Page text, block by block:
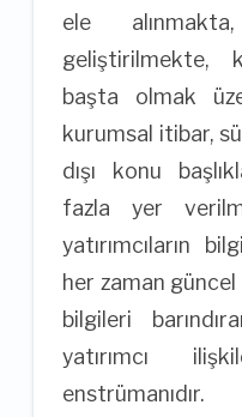
ele
geliştirilmekte,
başta olmak
kurumsal itibar,
dışı konu
fazla yer
yatırımcıların
her zaman
bilgileri
yatırımcı